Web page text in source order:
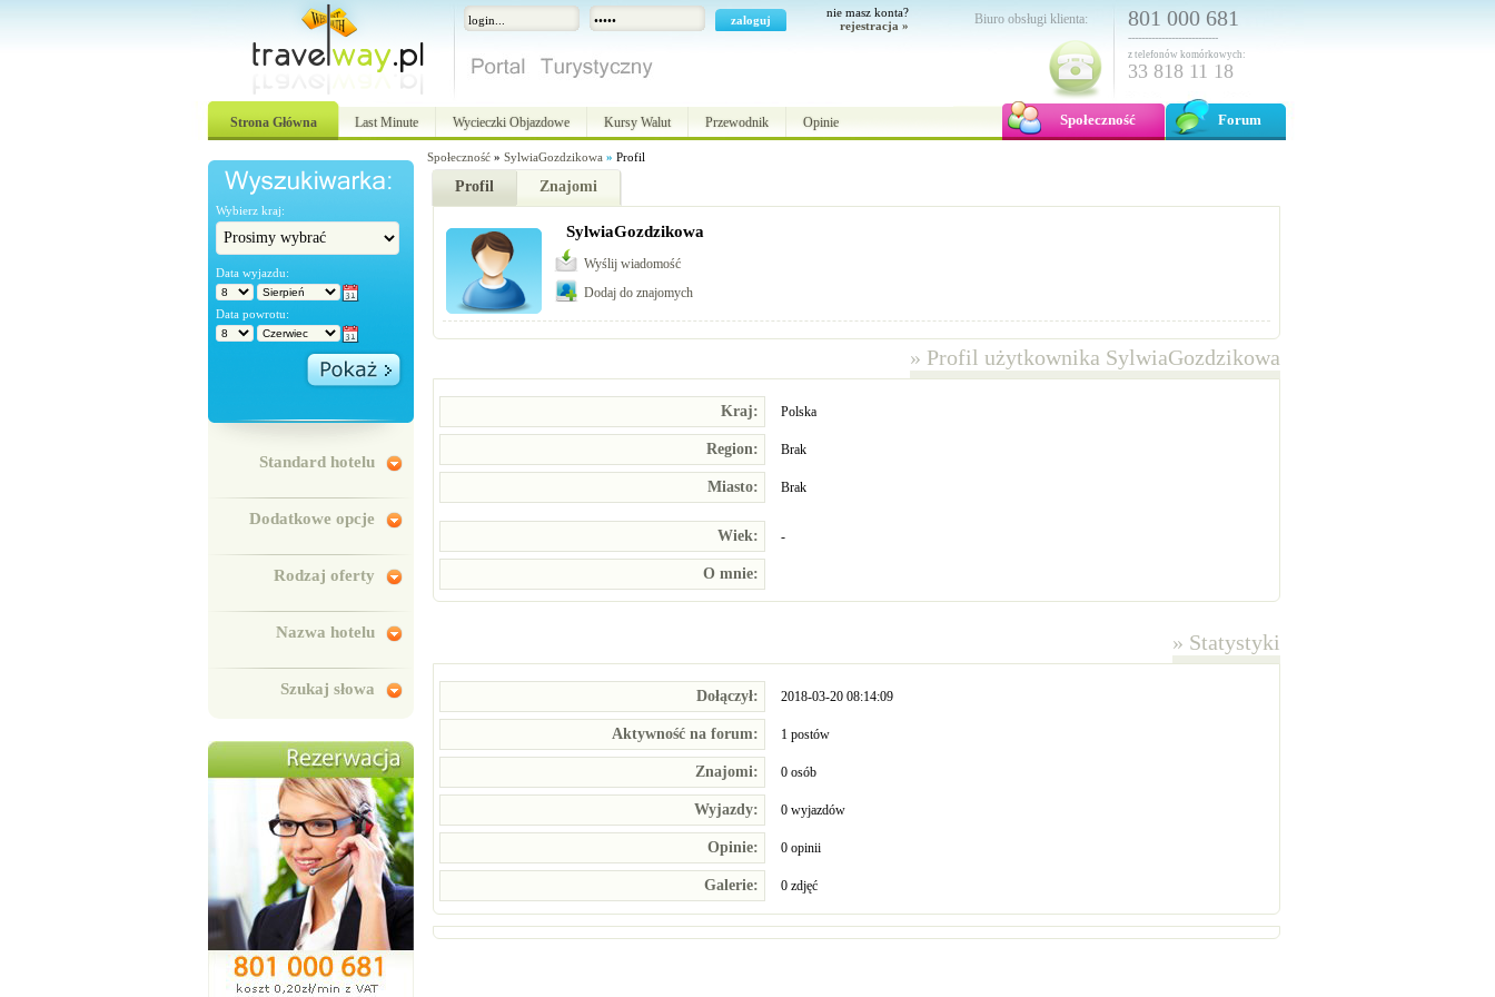
nie masz konta?
rejestracja »
Biuro obsługi klienta: 801 000 681
---------------------------
z telefonów komórkowych:
33 818 11 18
Strona Główna Last Minute Wycieczki Objazdowe Kursy Walut Przewodnik Opinie Forum
Społeczność
Wybierz kraj:
Data wyjazdu:
Data powrotu:
Standard hotelu
Dodatkowe opcje
Rodzaj oferty
Nazwa hotelu
Szukaj słowa
Społeczność » SylwiaGozdzikowa » Profil
Profil Znajomi
SylwiaGozdzikowa
Wyślij wiadomość
Dodaj do znajomych
» Profil użytkownika SylwiaGozdzikowa
Kraj: Polska
Region: Brak
Miasto: Brak
Wiek: -
O mnie:
» Statystyki
Dołączył: 2018-03-20 08:14:09
Aktywność na forum: 1 postów
Znajomi: 0 osób
Wyjazdy: 0 wyjazdów
Opinie: 0 opinii
Galerie: 0 zdjęć